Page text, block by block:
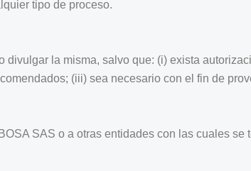
tipo de proceso.
divulgar la misma, salvo que: (i) exista
(iii) sea necesario con el fin de
SAS o a otras entidades con las cuales se